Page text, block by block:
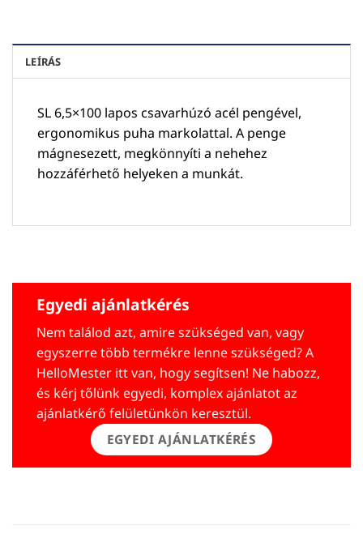
LEÍRÁS
SL 6,5×100 lapos csavarhúzó acél pengével,
ergonomikus puha markolattal. A penge
mágnesezett, megkönnyíti a nehehez
hozzáférhető helyeken a munkát.
Egyedi ajánlatkérés
Nem találod azt, amire szükséged van, vagy
egyszerre több termékre lenne szükséged? A
HelloMester itt van, hogy segítsen! Ne habozz,
és kérj tőlünk egyedi, komplex ajánlatot az
ajánlatkérő felületünkön keresztül.
EGYEDI AJÁNLATKÉRÉS